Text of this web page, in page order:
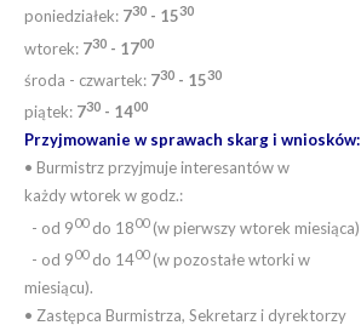
poniedziałek: 730 - 1530
wtorek: 730 - 1700
środa - czwartek: 730 - 1530
piątek: 730 - 1400
Przyjmowanie w sprawach skarg i wniosków:
• Burmistrz przyjmuje interesantów w
każdy wtorek w godz.:
- od 900do 1800(w pierwszy wtorek miesiąca)
- od 900do 1400(w pozostałe wtorki w
miesiącu).
• Zastępca Burmistrza, Sekretarz i dyrektorzy